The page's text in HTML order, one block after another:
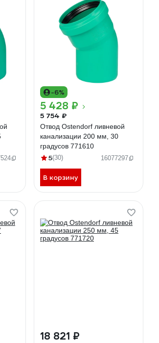
-6%
5 428 ₽
5 754 ₽
Отвод Ostendorf ливневой
канализации 200 мм, 30
градусов 771610
5(30) 16077297
В корзину
18 821 ₽